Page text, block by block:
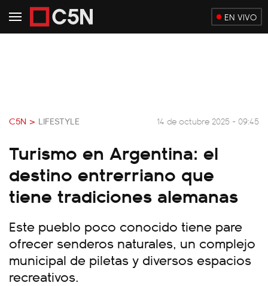
EN VIVO
C5N > LIFESTYLE 14 de octubre 2025 - 09:45
Turismo en Argentina: el
destino entrerriano que
tiene tradiciones alemanas
Este pueblo poco conocido tiene pare
ofrecer senderos naturales, un complejo
municipal de piletas y diversos espacios
recreativos.